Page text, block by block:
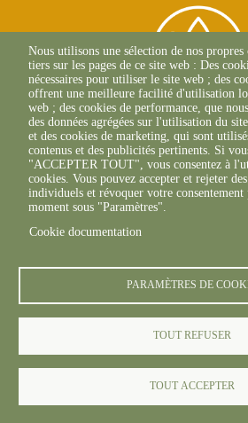
2 Allée Du Lazio
69800 SAINT-
+33(0)4 37 43 40
footer6content
Mentions légales
Nous utilisons une sélection de nos propres
tiers sur les pages de ce site web : Des
nécessaires pour utiliser le site web ; des
offrent une meilleure facilité d'utilisation
web ; des cookies de performance, que
des données agrégées sur l'utilisation du
et des cookies de marketing, qui sont
contenus et des publicités pertinents. Si
"ACCEPTER TOUT", vous consentez à
cookies. Vous pouvez accepter et rejeter
individuels et révoquer votre
moment sous "Paramètres".
Cookie documentation
PARAMÈTRES DE
TOUT REFUSER
TOUT ACCEPTER